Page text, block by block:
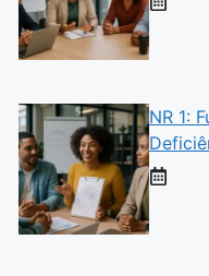
NR 1: